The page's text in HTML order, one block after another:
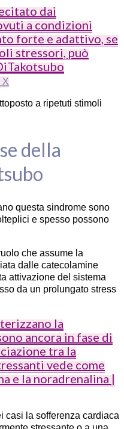
dai
a condizioni
forte e adattivo, se
stressori, può
X
a ripetuti stimoli
della
questa sindrome sono
e spesso possono
che assume la
dalle catecolamine
attivazione del sistema
da un prolungato stress
la
ancora in fase di
tra la
vede come
e la noradrenalina |
casi la sofferenza cardiaca